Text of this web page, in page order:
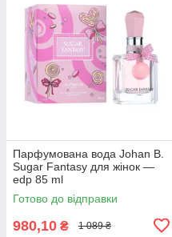
Парфумована вода Johan B.
Sugar Fantasy для жінок —
edp 85 ml
Готово до відправки
980,10 ₴ 1 089 ₴